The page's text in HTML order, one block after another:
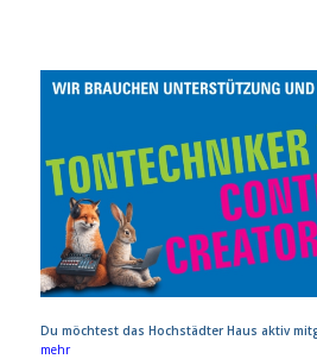
Du möchtest das Hochstädter Haus aktiv
mehr